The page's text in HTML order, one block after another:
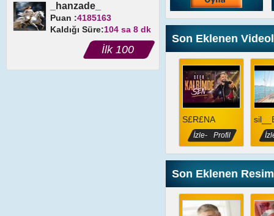
_hanzade_
Puan :4185163
Kaldığı Süre:104 sa 8 dk
İlk 100
Son Eklenen
S£R£NA
İzle- Profil
Son Eklenen